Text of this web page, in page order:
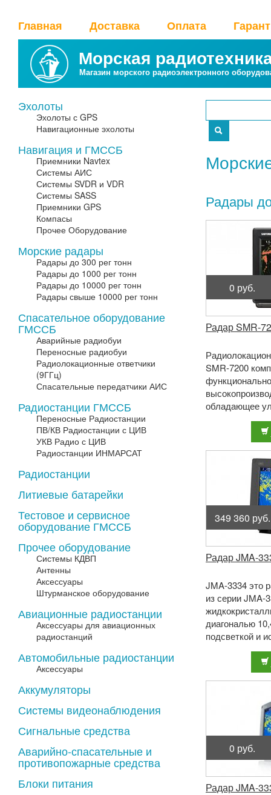
Главная Доставка Оплата
Морская
Магазин морского радиоэлектронного
Эхолоты
Эхолоты с GPS
Навигационные эхолоты
Навигация и ГМССБ
Приемники Navtex
Системы АИС
Системы SVDR и VDR
Системы SASS
Приемники GPS
Компасы
Прочее Оборудование
Морские радары
Радары до 300 рег тонн
Радары до 1000 рег тонн
Радары до 10000 рег тонн
Радары свыше 10000 рег тонн
Спасательное оборудование
ГМССБ
Аварийные радиобуи
Переносные радиобуи
Радиолокационные ответчики
(9ГГц)
Спасательные передатчики АИС
Радиостанции ГМССБ
Переносные Радиостанции
ПВ/КВ Радиостанции с ЦИВ
УКВ Радио с ЦИВ
Радиостанции ИНМАРСАТ
Радиостанции
Литиевые батарейки
Тестовое и сервисное
оборудование ГМССБ
Прочее оборудование
Системы КДВП
Антенны
Аксессуары
Штурманское оборудование
Авиационные радиостанции
Аксессуары для авиационных
радиостанций
Автомобильные радиостанции
Аксессуары
Аккумуляторы
Системы видеонаблюдения
Сигнальные средства
Аварийно-спасательные и
противопожарные средства
Блоки питания
Радары
0 руб.
Радар SMR-
SMR-7200
обладающее
цели с
349 360 руб.
Радар JMA-
JMA-3334 это
из серии
диагональю
подсветкой и
современные
0 руб.
Радар JMA-